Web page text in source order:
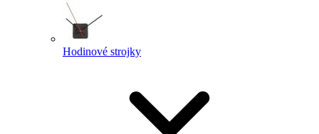
Hodinové strojky